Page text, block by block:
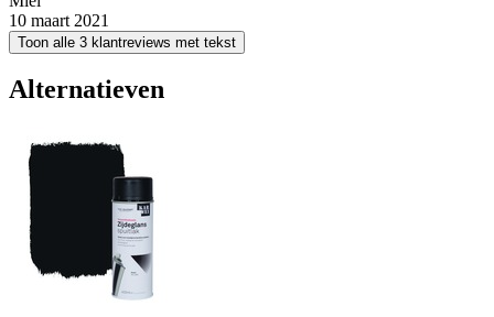
10 maart 2021
Toon alle 3 klantreviews met tekst
Alternatieven